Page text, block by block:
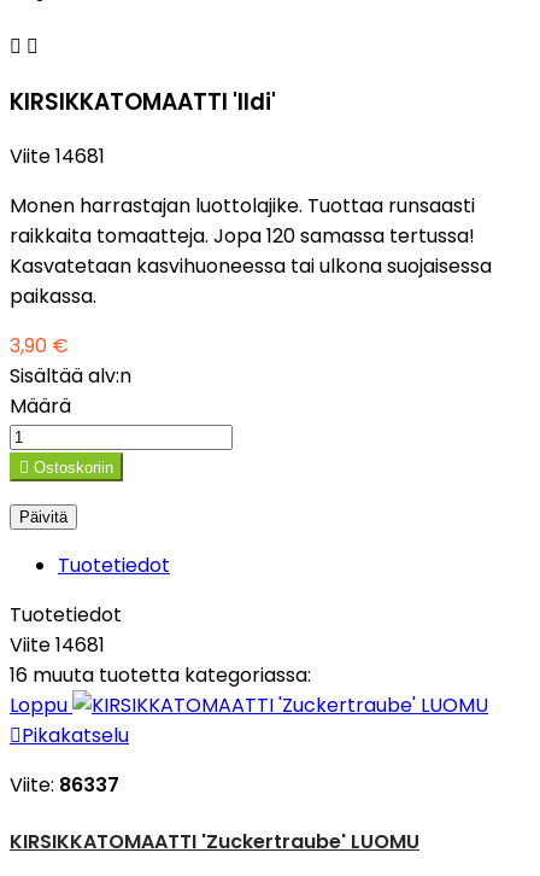
 
KIRSIKKATOMAATTI 'Ildi'
Viite14681
Monen harrastajan luottolajike. Tuottaa runsaasti
raikkaita tomaatteja. Jopa 120 samassa tertussa!
Kasvatetaan kasvihuoneessa tai ulkona suojaisessa
paikassa.
3,90 €
Sisältää alv:n
Määrä
 Ostoskoriin
Tuotetiedot
Tuotetiedot
Viite14681
16 muuta tuotetta kategoriassa:
Loppu
Pikakatselu
Viite: 86337
KIRSIKKATOMAATTI 'Zuckertraube' LUOMU